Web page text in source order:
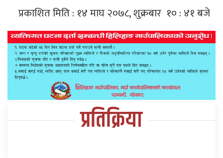
प्रकाशित मिति : १४ माघ २०७८, शुक्रबार १० : ४१ बजे
प्रतिक्रिया